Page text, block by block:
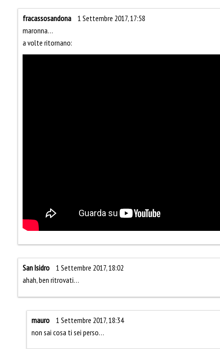
fracassosandona
1 Settembre 2017, 17:58
maronna…
a volte ritornano:
San Isidro
1 Settembre 2017, 18:02
ahah, ben ritrovati…
mauro
1 Settembre 2017, 18:34
non sai cosa ti sei perso…